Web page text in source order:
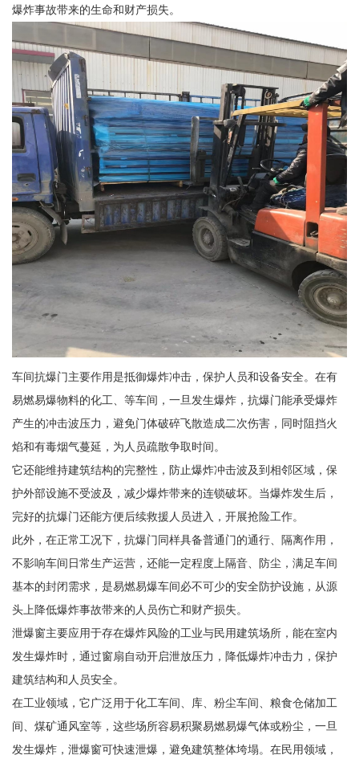
爆炸事故带来的生命和财产损失。
车间抗爆门主要作用是抵御爆炸冲击，保护人员和设备安全。在有
易燃易爆物料的化工、等车间，一旦发生爆炸，抗爆门能承受爆炸
产生的冲击波压力，避免门体破碎飞散造成二次伤害，同时阻挡火
焰和有毒烟气蔓延，为人员疏散争取时间。
它还能维持建筑结构的完整性，防止爆炸冲击波及到相邻区域，保
护外部设施不受波及，减少爆炸带来的连锁破坏。当爆炸发生后，
完好的抗爆门还能方便后续救援人员进入，开展抢险工作。
此外，在正常工况下，抗爆门同样具备普通门的通行、隔离作用，
不影响车间日常生产运营，还能一定程度上隔音、防尘，满足车间
基本的封闭需求，是易燃易爆车间必不可少的安全防护设施，从源
头上降低爆炸事故带来的人员伤亡和财产损失。
泄爆窗主要应用于存在爆炸风险的工业与民用建筑场所，能在室内
发生爆炸时，通过窗扇自动开启泄放压力，降低爆炸冲击力，保护
建筑结构和人员安全。
在工业领域，它广泛用于化工车间、库、粉尘车间、粮食仓储加工
间、煤矿通风室等，这些场所容易积聚易燃易爆气体或粉尘，一旦
发生爆炸，泄爆窗可快速泄爆，避免建筑整体垮塌。在民用领域，